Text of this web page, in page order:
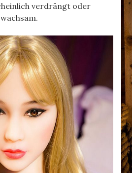
verdrängt oder